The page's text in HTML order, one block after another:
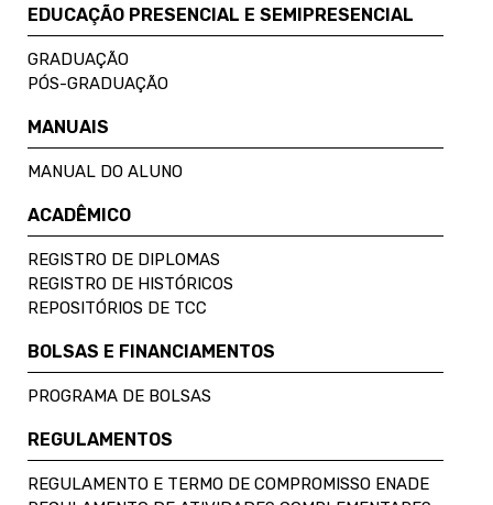
EDUCAÇÃO PRESENCIAL E SEMIPRESENCIAL
GRADUAÇÃO
PÓS-GRADUAÇÃO
MANUAIS
MANUAL DO ALUNO
ACADÊMICO
REGISTRO DE DIPLOMAS
REGISTRO DE HISTÓRICOS
REPOSITÓRIOS DE TCC
BOLSAS E FINANCIAMENTOS
PROGRAMA DE BOLSAS
REGULAMENTOS
REGULAMENTO E TERMO DE COMPROMISSO ENADE